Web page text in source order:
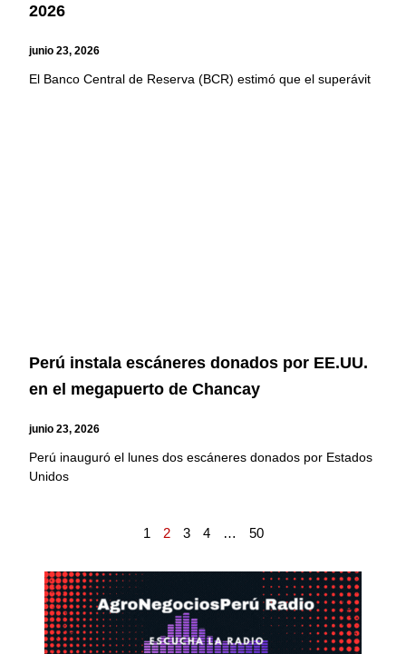
2026
junio 23, 2026
El Banco Central de Reserva (BCR) estimó que el superávit
Perú instala escáneres donados por EE.UU.
en el megapuerto de Chancay
junio 23, 2026
Perú inauguró el lunes dos escáneres donados por Estados
Unidos
1 2 3 4 … 50